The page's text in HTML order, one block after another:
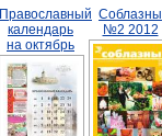
Православный
календарь
на октябрь
Соблазны
№2 2012